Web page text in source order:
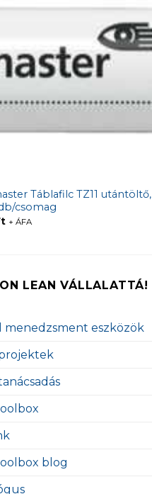
Táblafilc TZ11 utántöltő,
csomag
+ ÁFA
LEAN VÁLLALATTÁ!
menedzsment eszközök
blog